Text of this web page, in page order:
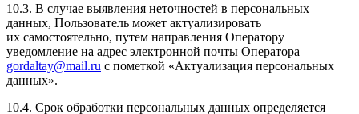
10.3. В случае выявления неточностей в персональных
данных, Пользователь может актуализировать
их самостоятельно, путем направления Оператору
уведомление на адрес электронной почты Оператора
gordaltay@mail.ru c пометкой «Актуализация персональных
данных».
10.4. Срок обработки персональных данных определяется